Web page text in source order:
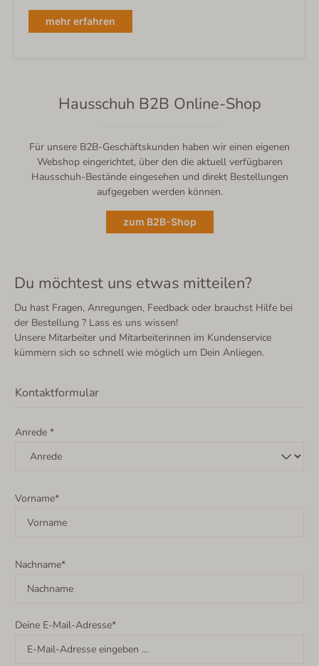
mehr erfahren
Hausschuh B2B Online-Shop
Für unsere B2B-Geschäftskunden haben wir einen eigenen
Webshop eingerichtet, über den die aktuell verfügbaren
Hausschuh-Bestände eingesehen und direkt Bestellungen
aufgegeben werden können.
zum B2B-Shop
Du möchtest uns etwas mitteilen?
Du hast Fragen, Anregungen, Feedback oder brauchst Hilfe bei
der Bestellung ? Lass es uns wissen!
Unsere Mitarbeiter und Mitarbeiterinnen im Kundenservice
kümmern sich so schnell wie möglich um Dein Anliegen.
Kontaktformular
Anrede *
Vorname*
Nachname*
Deine E-Mail-Adresse*